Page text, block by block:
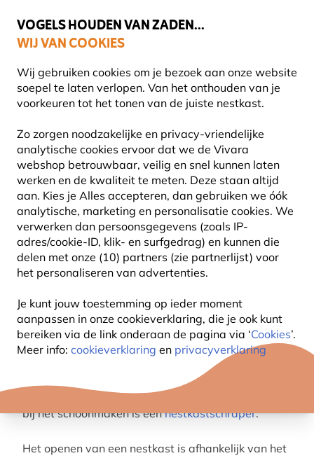
VOGELS HOUDEN VAN ZADEN...
WIJ VAN COOKIES
Wij gebruiken cookies om je bezoek aan onze website
soepel te laten verlopen. Van het onthouden van je
voorkeuren tot het tonen van de juiste nestkast.
Zo zorgen noodzakelijke en privacy-vriendelijke
analytische cookies ervoor dat we de Vivara
webshop betrouwbaar, veilig en snel kunnen laten
werken en de kwaliteit te meten. Deze staan altijd
aan. Kies je Alles accepteren, dan gebruiken we óók
analytische, marketing en personalisatie cookies. We
verwerken dan persoonsgegevens (zoals IP-
adres/cookie-ID, klik- en surfgedrag) en kunnen die
delen met onze (10) partners (zie partnerlijst) voor
het personaliseren van advertenties.
Je kunt jouw toestemming op ieder moment
aanpassen in onze cookieverklaring, die je ook kunt
bereiken via de link onderaan de pagina via ‘Cookies’.
Meer info: cookieverklaring en privacyverklaring
Gratis thuisbezorgd vanaf €49
HET SCHOONMAKEN VAN EEN NESTKAST
Het ideale moment om een nestkast schoon te
maken is direct na het uitvliegen van de jongen,
voor de volgende broed. Als dat niet lukt dan kunt u
het beste wachten tot het najaar, wanneer de
namelijk zeker van dat het meeste ongedierte niet
meer actief is, dat achterblijft in de nestkast.
Gebruik hiervoor biologisch afbreekbare middelen
die niet schadelijk zijn voor vogels. Bekijk
onze
desinfecterendeschoonmaakvloeistof
bij het schoonmaken is eennestkastschraper.
Het openen van een nestkast is afhankelijk van het